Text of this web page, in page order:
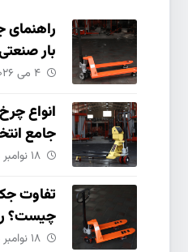
بار صنعتی
۴ می ۲۰۲۶
انواع
جامع
نایلون و
۱۸ نوامبر ۲۰۲۵
تفاوت
چیست؟
انتخاب و
۱۸ نوامبر ۲۰۲۵